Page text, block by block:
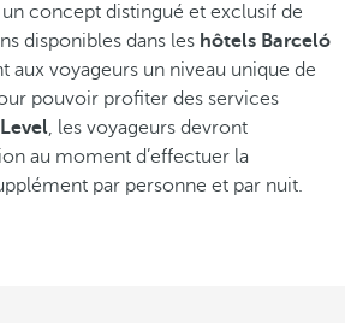
concept distingué et exclusif de
disponibles dans les hôtels Barceló
aux voyageurs un niveau unique de
pouvoir profiter des services
, les voyageurs devront
au moment d’effectuer la
par personne et par nuit.